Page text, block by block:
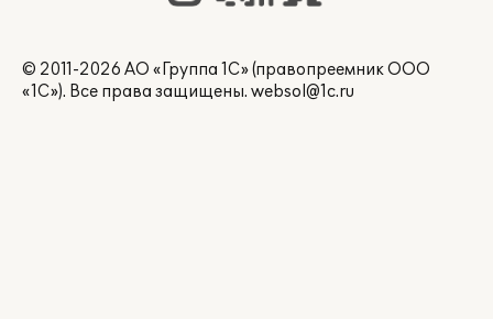
© 2011-2026 АО «Группа 1С» (правопреемник ООО
«1С»). Все права защищены. websol@1c.ru